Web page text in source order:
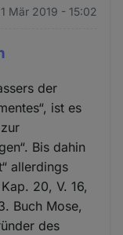
Mär 2019 - 15:02
der
ist es
Bis dahin
allerdings
20, V. 16,
Buch Mose,
des